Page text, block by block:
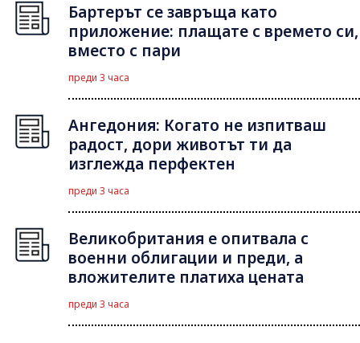
Бартерът се завръща като
приложение: плащате с времето си,
вместо с пари
преди 3 часа
Ангедония: Когато не изпитваш
радост, дори животът ти да
изглежда перфектен
преди 3 часа
Великобритания е опитвала с
военни облигации и преди, а
вложителите платиха цената
преди 3 часа